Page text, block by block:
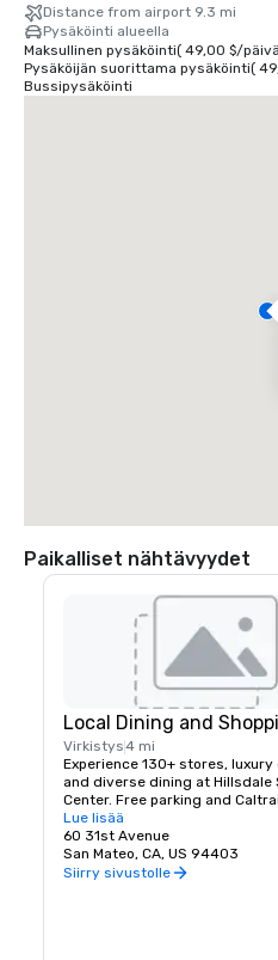
Distance from airport 9.3 mi
Pysäköinti alueella
Maksullinen pysäköinti( 49,00 $/päivä
Pysäköijän suorittama pysäköinti(
Bussipysäköinti
Paikalliset nähtävyydet
Local Dining and
Virkistys4 mi
Experience 130+ stores, luxury
and diverse dining at Hillsdale
Center. Free parking and
accessible. The Peninsula's
shopping destination.
Lue lisää
60 31st Avenue
San Mateo, CA, US 94403
Siirry sivustolle